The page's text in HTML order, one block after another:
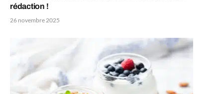
rédaction !
26 novembre 2025